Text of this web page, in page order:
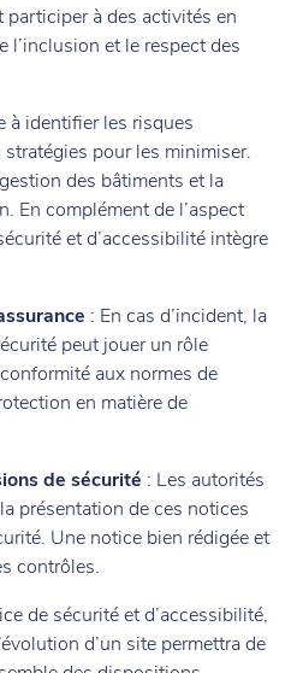
à des activités en
l’inclusion et le respect des
à identifier les risques
pour les minimiser.
des bâtiments et la
En complément de l’aspect
et d’accessibilité intègre
: En cas d’incident, la
peut jouer un rôle
aux normes de
en matière de
de sécurité : Les autorités
présentation de ces notices
Une notice bien rédigée et
contrôles.
de sécurité et d’accessibilité,
d’un site permettra de